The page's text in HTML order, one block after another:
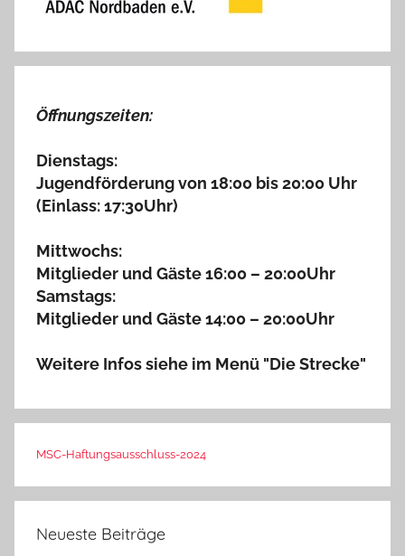
Öffnungszeiten:
Dienstags:
Jugendförderung von 18:00 bis 20:00 Uhr
(Einlass: 17:30Uhr)
Mittwochs:
Mitglieder und Gäste 16:00 – 20:00Uhr
Samstags:
Mitglieder und Gäste 14:00 – 20:00Uhr
Weitere Infos siehe im Menü "Die Strecke"
MSC-Haftungsausschluss-2024
Neueste Beiträge